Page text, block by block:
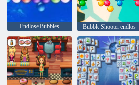
Endlose Bubbles Bubble Shooter endlos